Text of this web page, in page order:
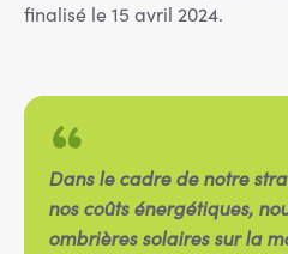
finalisé le 15 avril 2024.
Dans le cadre de notre
nos coûts énergétiques,
ombrières solaires sur la